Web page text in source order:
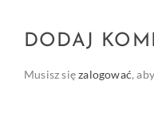
DODAJ
Musisz sięzalogować,